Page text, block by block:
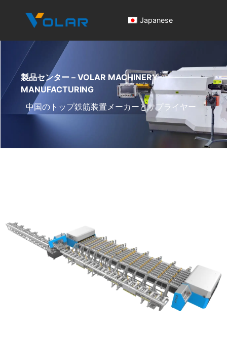
Japanese
製品センター – VOLAR MACHINERY
MANUFACTURING
中国のトップ鉄筋装置メーカーとサプライヤー